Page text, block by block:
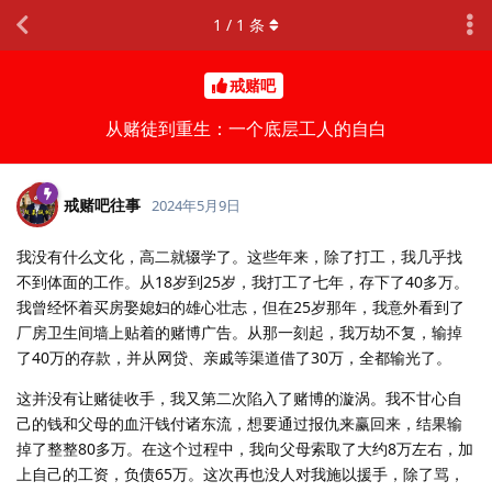
戒赌吧
从赌徒到重生：一个底层工人的自白
1 / 1 条
戒赌吧往事 2024年5月9日
我没有什么文化，高二就辍学了。这些年来，除了打工，我几乎找
不到体面的工作。从18岁到25岁，我打工了七年，存下了40多万。
我曾经怀着买房娶媳妇的雄心壮志，但在25岁那年，我意外看到了
厂房卫生间墙上贴着的赌博广告。从那一刻起，我万劫不复，输掉
了40万的存款，并从网贷、亲戚等渠道借了30万，全都输光了。
这并没有让赌徒收手，我又第二次陷入了赌博的漩涡。我不甘心自
己的钱和父母的血汗钱付诸东流，想要通过报仇来赢回来，结果输
掉了整整80多万。在这个过程中，我向父母索取了大约8万左右，加
上自己的工资，负债65万。这次再也没人对我施以援手，除了骂，